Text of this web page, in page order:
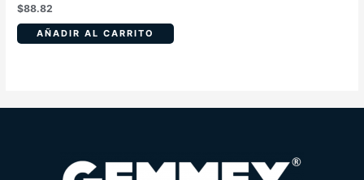
Valorado
en
0
5
$88.82
AÑADIR AL CARRITO